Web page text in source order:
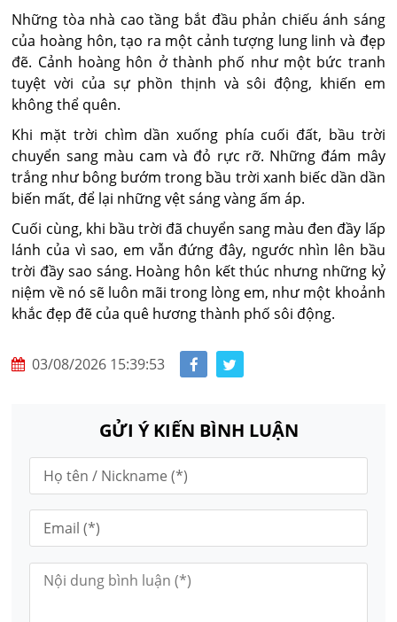
Những tòa nhà cao tầng bắt đầu phản chiếu ánh sáng
của hoàng hôn, tạo ra một cảnh tượng lung linh và đẹp
đẽ. Cảnh hoàng hôn ở thành phố như một bức tranh
tuyệt vời của sự phồn thịnh và sôi động, khiến em
không thể quên.
Khi mặt trời chìm dần xuống phía cuối đất, bầu trời
chuyển sang màu cam và đỏ rực rỡ. Những đám mây
trắng như bông bướm trong bầu trời xanh biếc dần dần
biến mất, để lại những vệt sáng vàng ấm áp.
Cuối cùng, khi bầu trời đã chuyển sang màu đen đầy lấp
lánh của vì sao, em vẫn đứng đây, ngước nhìn lên bầu
trời đầy sao sáng. Hoàng hôn kết thúc nhưng những kỷ
niệm về nó sẽ luôn mãi trong lòng em, như một khoảnh
khắc đẹp đẽ của quê hương thành phố sôi động.
03/08/2026 15:39:53
GỬI Ý KIẾN BÌNH LUẬN